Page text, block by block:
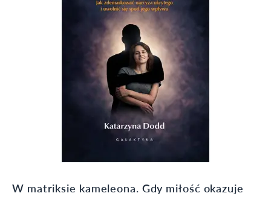
W matriksie kameleona. Gdy miłość okazuje